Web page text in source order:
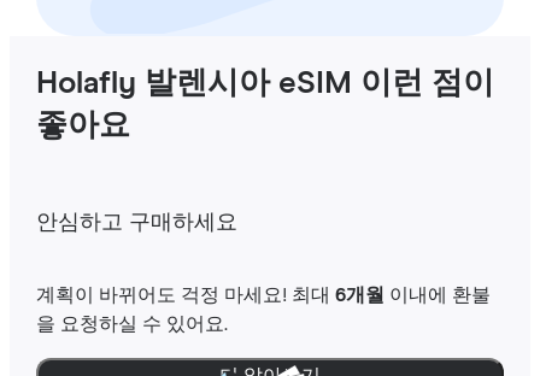
Holafly 발렌시아 eSIM 이런 점이
좋아요
안심하고 구매하세요
계획이 바뀌어도 걱정 마세요! 최대 6개월 이내에 환불
을 요청하실 수 있어요.